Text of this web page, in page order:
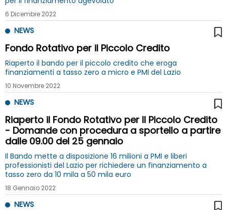
6 Dicembre 2022
NEWS
Fondo Rotativo per il Piccolo Credito
Riaperto il bando per il piccolo credito che eroga
finanziamenti a tasso zero a micro e PMI del Lazio
10 Novembre 2022
NEWS
Riaperto il Fondo Rotativo per Il Piccolo Credito
- Domande con procedura a sportello a partire
dalle 09.00 del 25 gennaio
Il Bando mette a disposizione 16 milioni a PMI e liberi
professionisti del Lazio per richiedere un finanziamento a
tasso zero da 10 mila a 50 mila euro
18 Gennaio 2022
NEWS